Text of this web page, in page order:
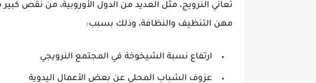
تعاني النرويج، مثل العديد من الدول الأوروبية، من نقص
مهن التنظيف والنظافة، وذلك بسبب:
ارتفاع نسبة الشيخوخة في المجتمع النرويجي
عزوف الشباب المحلي عن بعض الأعمال اليدوية